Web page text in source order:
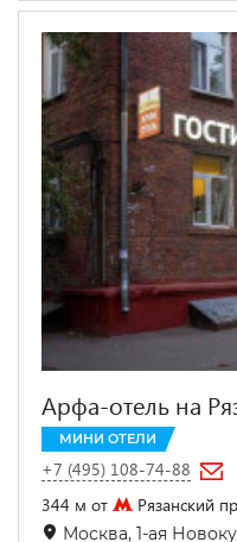
Арфа-отель на
МИНИ ОТЕЛИ
+7 (495) 108-74-88
344 м от
Рязанский
Москва, 1-ая